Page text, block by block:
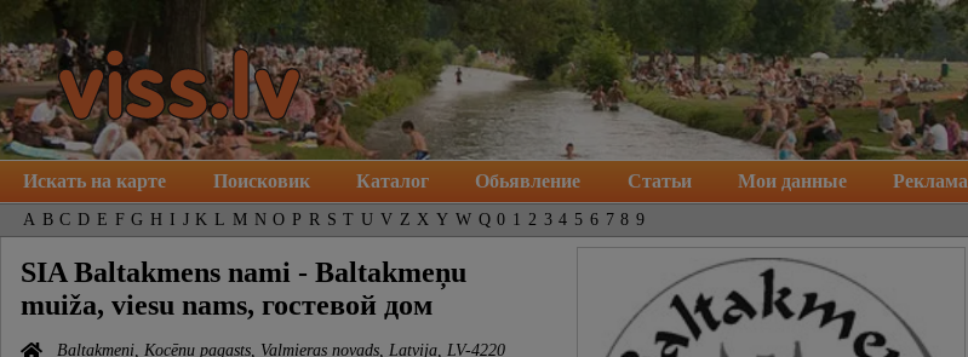
Искать на карте Поисковик Каталог Обьявление Статьи Мои данные Реклама
A B C D E F G H I J K L M N O P R S T U V Z X Y W Q 0 1 2 3 4 5 6 7 8 9
SIA Baltakmens nami - Baltakmeņu
muiža, viesu nams, гостевой дом
Baltakmeņi, Kocēnu pagasts, Valmieras novads, Latvija, LV-4220